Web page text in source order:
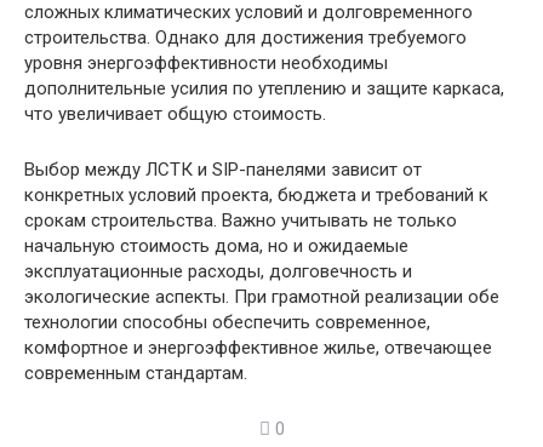
сложных климатических условий и долговременного
строительства. Однако для достижения требуемого
уровня энергоэффективности необходимы
дополнительные усилия по утеплению и защите каркаса,
что увеличивает общую стоимость.
Выбор между ЛСТК и SIP-панелями зависит от
конкретных условий проекта, бюджета и требований к
срокам строительства. Важно учитывать не только
начальную стоимость дома, но и ожидаемые
эксплуатационные расходы, долговечность и
экологические аспекты. При грамотной реализации обе
технологии способны обеспечить современное,
комфортное и энергоэффективное жилье, отвечающее
современным стандартам.
0